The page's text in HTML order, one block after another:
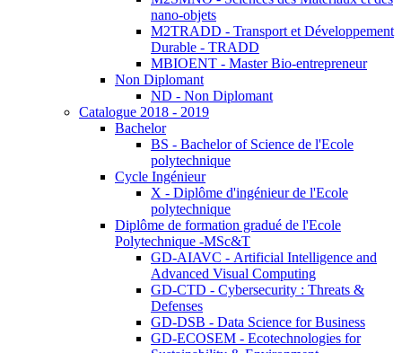
nano-objets
M2TRADD - Transport et Développement
Durable - TRADD
MBIOENT - Master Bio-entrepreneur
Non Diplomant
ND - Non Diplomant
Catalogue 2018 - 2019
Bachelor
BS - Bachelor of Science de l'Ecole
polytechnique
Cycle Ingénieur
X - Diplôme d'ingénieur de l'Ecole
polytechnique
Diplôme de formation gradué de l'Ecole
Polytechnique -MSc&T
GD-AIAVC - Artificial Intelligence and
Advanced Visual Computing
GD-CTD - Cybersecurity : Threats &
Defenses
GD-DSB - Data Science for Business
GD-ECOSEM - Ecotechnologies for